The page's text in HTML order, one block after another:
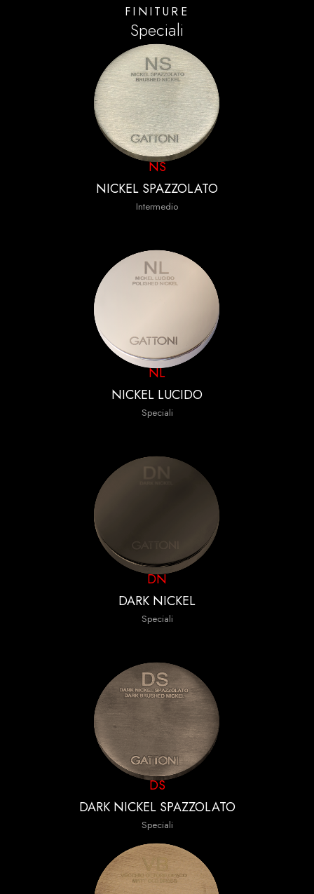
FINITURE
Speciali
NS
NICKEL SPAZZOLATO
Intermedio
NL
NICKEL LUCIDO
Speciali
DN
DARK NICKEL
Speciali
DS
DARK NICKEL SPAZZOLATO
Speciali